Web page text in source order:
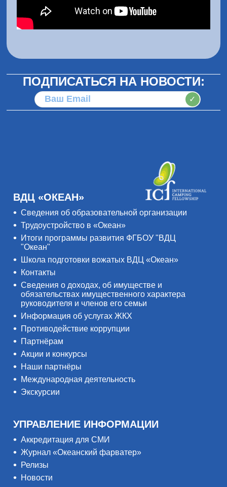
ПОДПИСАТЬСЯ НА НОВОСТИ:
✓
ВДЦ «ОКЕАН»
Сведения об образовательной организации
Трудоустройство в «Океан»
Итоги программы развития ФГБОУ "ВДЦ
"Океан"
Школа подготовки вожатых ВДЦ «Океан»
Контакты
Сведения о доходах, об имуществе и
обязательствах имущественного характера
руководителя и членов его семьи
Информация об услугах ЖКХ
Противодействие коррупции
Партнёрам
Акции и конкурсы
Наши партнёры
Международная деятельность
Экскурсии
УПРАВЛЕНИЕ ИНФОРМАЦИИ
Аккредитация для СМИ
Журнал «Океанский фарватер»
Релизы
Новости